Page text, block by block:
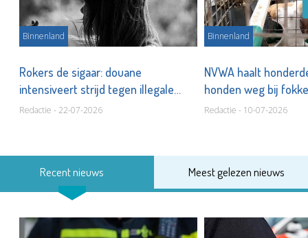
Binnenland
Rokers de sigaar: douane
intensiveert strijd tegen illegale
rookwaar
Redactie - 22-07-2026
Binnenland
NVWA haalt
honden weg bij
Redactie - 10-07-2026
Recent nieuws Meest gelezen nieuws